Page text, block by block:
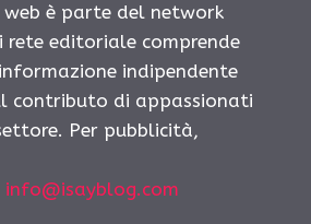
è parte del network
rete editoriale comprende
indipendente
contributo di appassionati
Per pubblicità,
info@isayblog.com